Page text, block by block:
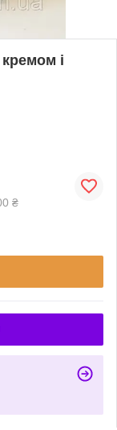
і
₴